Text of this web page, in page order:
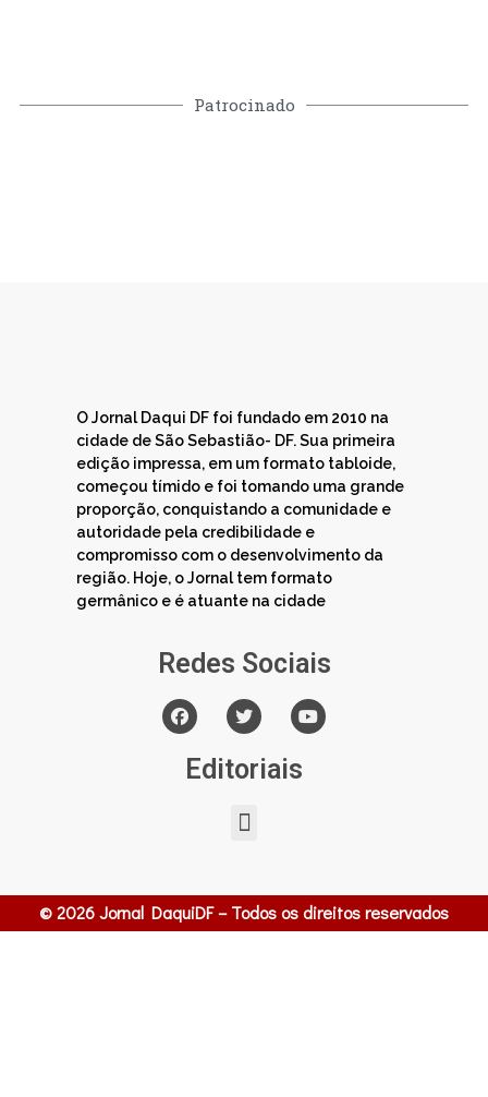
Patrocinado
O Jornal Daqui DF foi fundado em 2010 na
cidade de São Sebastião- DF. Sua primeira
edição impressa, em um formato tabloide,
começou tímido e foi tomando uma grande
proporção, conquistando a comunidade e
autoridade pela credibilidade e
compromisso com o desenvolvimento da
região. Hoje, o Jornal tem formato
germânico e é atuante na cidade
Redes Sociais
Editoriais
© 2026 Jornal DaquiDF – Todos os direitos reservados